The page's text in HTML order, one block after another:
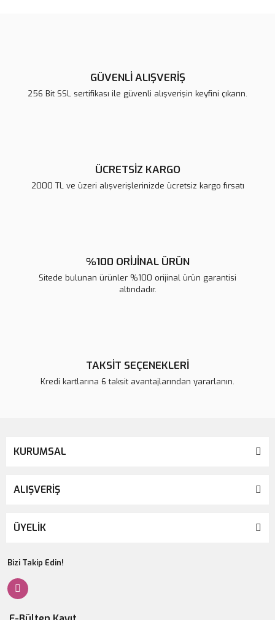
Ürün açıklamasında eksik bilgiler bulunuyor.
GÜVENLİ ALIŞVERİŞ
256 Bit SSL sertifikası ile güvenli alışverişin keyfini çıkarın.
ÜCRETSİZ KARGO
2000 TL ve üzeri alışverişlerinizde ücretsiz kargo fırsatı
%100 ORİJİNAL ÜRÜN
Sitede bulunan ürünler %100 orijinal ürün garantisi
altındadır.
TAKSİT SEÇENEKLERİ
Kredi kartlarına 6 taksit avantajlarından yararlanın.
KURUMSAL
ALIŞVERİŞ
ÜYELİK
Bizi Takip Edin!